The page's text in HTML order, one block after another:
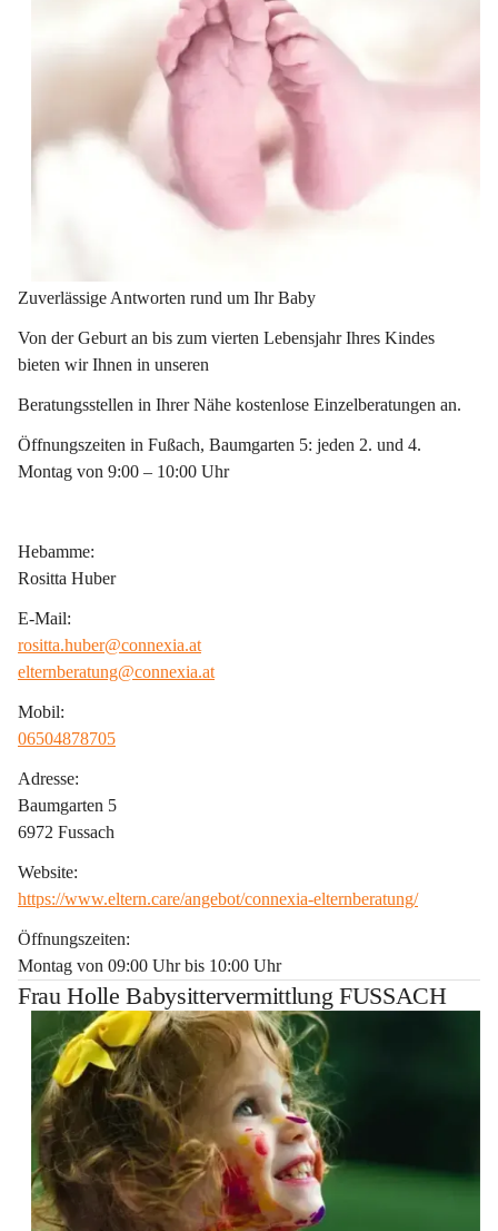
Zuverlässige Antworten rund um Ihr Baby
Von der Geburt an bis zum vierten Lebensjahr Ihres Kindes
bieten wir Ihnen in unseren
Beratungsstellen in Ihrer Nähe kostenlose Einzelberatungen an.
Öffnungszeiten in Fußach, Baumgarten 5: jeden 2. und 4.
Montag von 9:00 – 10:00 Uhr
Hebamme:
Rositta Huber
E-Mail:
rositta.huber@connexia.at
elternberatung@connexia.at
Mobil:
06504878705
Adresse:
Baumgarten 5
6972 Fussach
Website:
https://www.eltern.care/angebot/connexia-elternberatung/
Öffnungszeiten:
Montag von 09:00 Uhr bis 10:00 Uhr
Frau Holle Babysittervermittlung FUSSACH